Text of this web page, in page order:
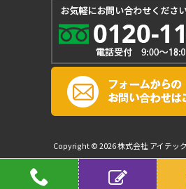
Copyright © 2026 株式会社 アイテッ